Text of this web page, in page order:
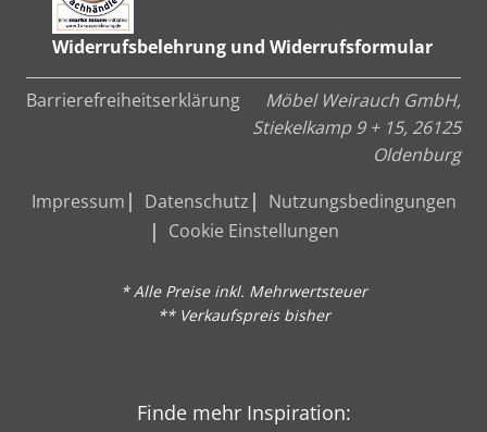
Widerrufsbelehrung und Widerrufsformular
Barrierefreiheitserklärung
Möbel Weirauch GmbH,
Stiekelkamp 9 + 15, 26125
Oldenburg
Impressum
Datenschutz
Nutzungsbedingungen
Cookie Einstellungen
* Alle Preise inkl. Mehrwertsteuer
** Verkaufspreis bisher
Finde mehr Inspiration: